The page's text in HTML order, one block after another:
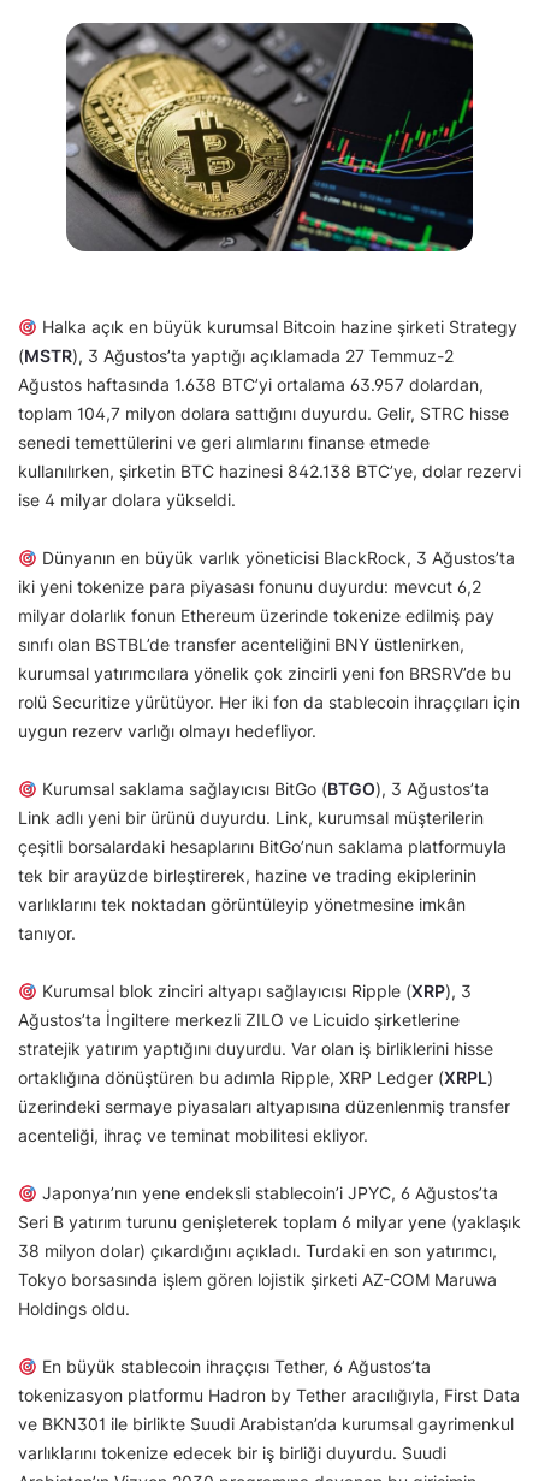
Halka açık en büyük kurumsal Bitcoin hazine şirketi Strategy
(MSTR), 3 Ağustos’ta yaptığı açıklamada 27 Temmuz-2
Ağustos haftasında 1.638 BTC’yi ortalama 63.957 dolardan,
toplam 104,7 milyon dolara sattığını duyurdu. Gelir, STRC hisse
senedi temettülerini ve geri alımlarını finanse etmede
kullanılırken, şirketin BTC hazinesi 842.138 BTC’ye, dolar rezervi
ise 4 milyar dolara yükseldi.
Dünyanın en büyük varlık yöneticisi BlackRock, 3 Ağustos’ta
iki yeni tokenize para piyasası fonunu duyurdu: mevcut 6,2
milyar dolarlık fonun Ethereum üzerinde tokenize edilmiş pay
sınıfı olan BSTBL’de transfer acenteliğini BNY üstlenirken,
kurumsal yatırımcılara yönelik çok zincirli yeni fon BRSRV’de bu
rolü Securitize yürütüyor. Her iki fon da stablecoin ihraççıları için
uygun rezerv varlığı olmayı hedefliyor.
Kurumsal saklama sağlayıcısı BitGo (BTGO), 3 Ağustos’ta
Link adlı yeni bir ürünü duyurdu. Link, kurumsal müşterilerin
çeşitli borsalardaki hesaplarını BitGo’nun saklama platformuyla
tek bir arayüzde birleştirerek, hazine ve trading ekiplerinin
varlıklarını tek noktadan görüntüleyip yönetmesine imkân
tanıyor.
Kurumsal blok zinciri altyapı sağlayıcısı Ripple (XRP), 3
Ağustos’ta İngiltere merkezli ZILO ve Licuido şirketlerine
stratejik yatırım yaptığını duyurdu. Var olan iş birliklerini hisse
ortaklığına dönüştüren bu adımla Ripple, XRP Ledger (XRPL)
üzerindeki sermaye piyasaları altyapısına düzenlenmiş transfer
acenteliği, ihraç ve teminat mobilitesi ekliyor.
Japonya’nın yene endeksli stablecoin’i JPYC, 6 Ağustos’ta
Seri B yatırım turunu genişleterek toplam 6 milyar yene (yaklaşık
38 milyon dolar) çıkardığını açıkladı. Turdaki en son yatırımcı,
Tokyo borsasında işlem gören lojistik şirketi AZ-COM Maruwa
Holdings oldu.
En büyük stablecoin ihraççısı Tether, 6 Ağustos’ta
tokenizasyon platformu Hadron by Tether aracılığıyla, First Data
ve BKN301 ile birlikte Suudi Arabistan’da kurumsal gayrimenkul
varlıklarını tokenize edecek bir iş birliği duyurdu. Suudi